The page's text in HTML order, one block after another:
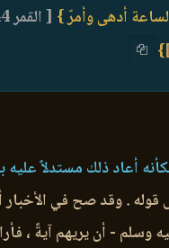
أدهى وأمرّ } [ القمر 44 -46 ]
}
أعاد ذلك مستدلاً عليه
. وقد صح في الأخبار
وسلم - أن يريهم آيةً ،